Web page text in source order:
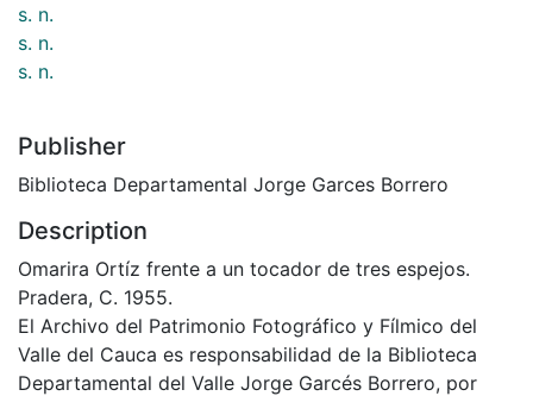
s. n.
s. n.
s. n.
Publisher
Biblioteca Departamental Jorge Garces Borrero
Description
Omarira Ortíz frente a un tocador de tres espejos.
Pradera, C. 1955.
El Archivo del Patrimonio Fotográfico y Fílmico del
Valle del Cauca es responsabilidad de la Biblioteca
Departamental del Valle Jorge Garcés Borrero, por